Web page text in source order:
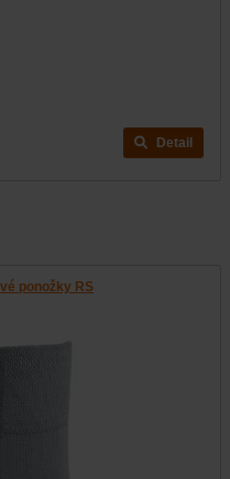
Detail
ponožky RS